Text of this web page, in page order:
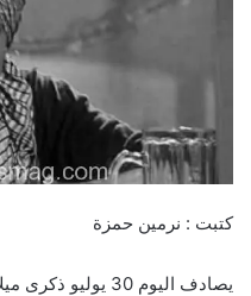
كتبت : نرمين حمزة
يصادف اليوم 30